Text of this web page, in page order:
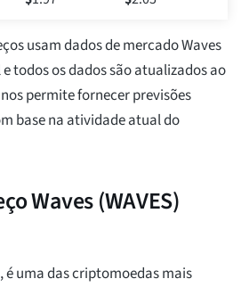
usam dados de mercado Waves
e todos os dados são atualizados ao
permite fornecer previsões
base na atividade atual do
Waves (WAVES)
é uma das criptomoedas mais